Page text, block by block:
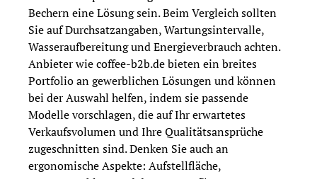
Bechern eine Lösung sein. Beim Vergleich sollten
Sie auf Durchsatzangaben, Wartungsintervalle,
Wasseraufbereitung und Energieverbrauch achten.
Anbieter wie coffee-b2b.de bieten ein breites
Portfolio an gewerblichen Lösungen und können
bei der Auswahl helfen, indem sie passende
Modelle vorschlagen, die auf Ihr erwartetes
Verkaufsvolumen und Ihre Qualitätsansprüche
zugeschnitten sind. Denken Sie auch an
ergonomische Aspekte: Aufstellfläche,